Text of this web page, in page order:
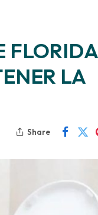
FLORIDA
LA
Share